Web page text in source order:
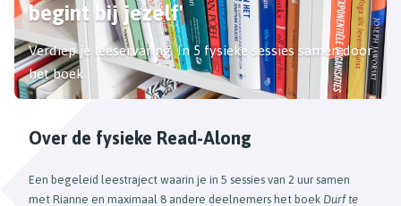
begint bij jezelf'
Verdiep je leeservaring. In 5 fysieke sessies samen door
het boek
Over de fysieke Read-Along
Een begeleid leestraject waarin je in 5 sessies van 2 uur samen
met Rianne en maximaal 8 andere deelnemers het boek Durf te